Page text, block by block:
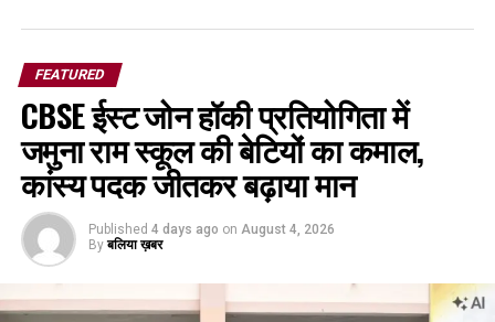
FEATURED
CBSE ईस्ट जोन हॉकी प्रतियोगिता में
जमुना राम स्कूल की बेटियों का कमाल,
कांस्य पदक जीतकर बढ़ाया मान
Published 4 days ago on August 4, 2026
By बलिया ख़बर